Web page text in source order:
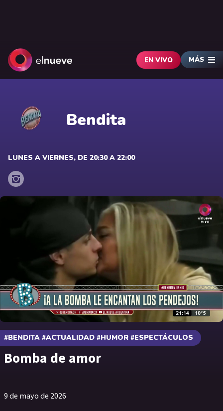
EN VIVO MÁS
Bendita
LUNES A VIERNES, DE 20:30 A 22:00
#BENDITA #ACTUALIDAD #HUMOR #ESPECTÁCULOS
Bomba de amor
9 de mayo de 2026